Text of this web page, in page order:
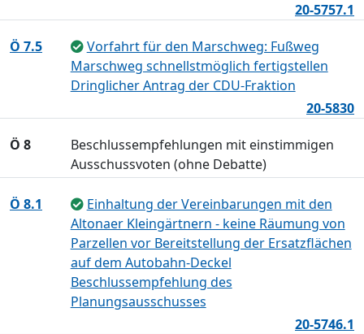
20-5757.1
Ö 7.5
Vorfahrt für den Marschweg: Fußweg
Marschweg schnellstmöglich fertigstellen
Dringlicher Antrag der CDU-Fraktion
20-5830
Ö 8
Beschlussempfehlungen mit einstimmigen
Ausschussvoten (ohne Debatte)
Ö 8.1
Einhaltung der Vereinbarungen mit den
Altonaer Kleingärtnern - keine Räumung von
Parzellen vor Bereitstellung der Ersatzflächen
auf dem Autobahn-Deckel
Beschlussempfehlung des
Planungsausschusses
20-5746.1